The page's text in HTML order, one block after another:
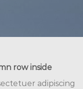
row inside
adipiscing